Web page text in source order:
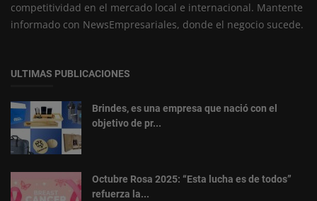
competitividad en el mercado local e internacional. Mantente
informado con NewsEmpresariales, donde el negocio sucede.
ULTIMAS PUBLICACIONES
Brindes, es una empresa que nació con el
objetivo de pr...
Octubre Rosa 2025: “Esta lucha es de todos”
refuerza la...